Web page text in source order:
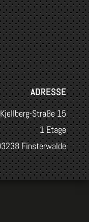
ADRESSE
Straße 15
1 Etage
Finsterwalde